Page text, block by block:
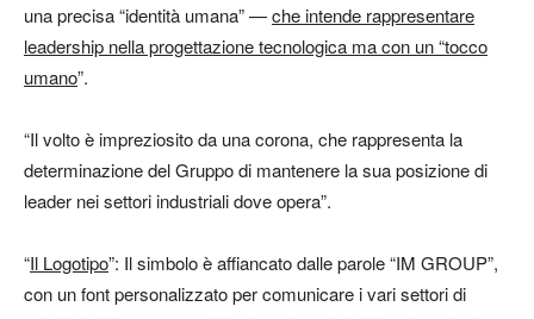
una precisa “identità umana” —che intende rappresentare
leadership nella progettazione tecnologica ma con un “tocco
umano”.
“Il volto è impreziosito da una corona, che rappresenta la
determinazione del Gruppo di mantenere la sua posizione di
leader nei settori industriali dove opera”.
“Il Logotipo”: Il simbolo è affiancato dalle parole “IM GROUP”,
con un font personalizzato per comunicare i vari settori di